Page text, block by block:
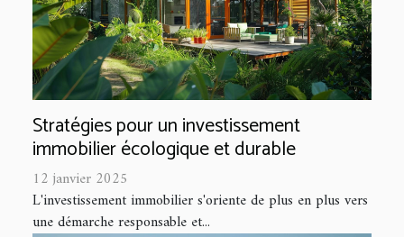
Stratégies pour un investissement
immobilier écologique et durable
12 janvier 2025
L'investissement immobilier s'oriente de plus en plus vers
une démarche responsable et...